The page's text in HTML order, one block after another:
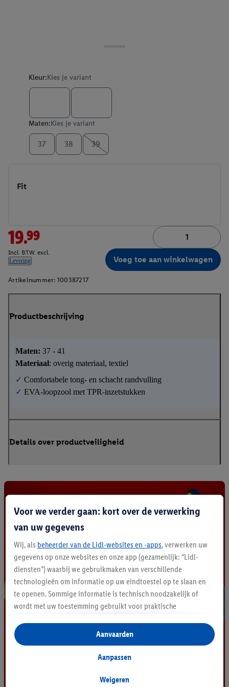
Kleur:Kies je variant
Maten:Kies je variant
37 38 39
Fit
19.99
Incl. BTW. excl.
Levering
Voeg toe aan winkelwagen
Artikelnummer: 100387217
Productbeschrijving
Maten: 37 - 41
Materiaal: overig materiaal, textiel
✓ Comfortabele tong- en schacht randvulling
✓ EVA-loopzool met TPR-inzetstukken
Details over productveiligheid
Voor we verder gaan: kort over de verwerking
van uw gegevens
Wij, als beheerder van de Lidl-websites en -apps, verwerken uw
gegevens op onze websites en onze app (gezamenlijk: “Lidl-
diensten”) waarbij we gebruikmaken van verschillende
technologieën om informatie op uw eindtoestel op te slaan en
te openen. Sommige informatie is technisch noodzakelijk of
wordt met uw toestemming gebruikt voor praktische
reclame binnen en buiten de Lidl-diensten aan te bieden. Als u
deelneemt aan het Lidl Plus-programma, worden voor deze
doeleinden eveneens gegevens over uw koopgedrag in de
Als u hier uw toestemming geeft voor gepersonaliseerde
Weigeren
Aanpassen
Aanvaarden